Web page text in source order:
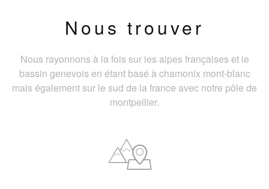
Nous trouver
Nous rayonnons à la fois sur les alpes françaises et le
bassin genevois en étant basé à chamonix mont-blanc
mais également sur le sud de la france avec notre pôle de
montpellier.